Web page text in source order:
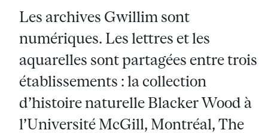
Les archives Gwillim sont
numériques. Les lettres et les
aquarelles sont partagées entre trois
établissements : la collection
d’histoire naturelle Blacker Wood à
l’Université McGill, Montréal, The